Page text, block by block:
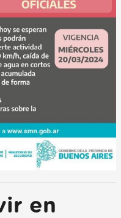
en